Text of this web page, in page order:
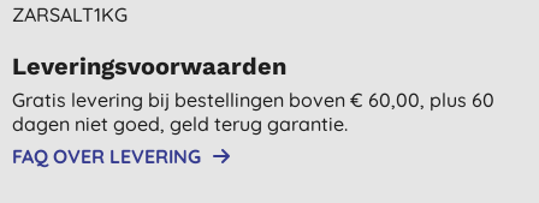
ZARSALT1KG
Leveringsvoorwaarden
Gratis levering bij bestellingen boven € 60,00, plus 60
dagen niet goed, geld terug garantie.
FAQ OVER LEVERING